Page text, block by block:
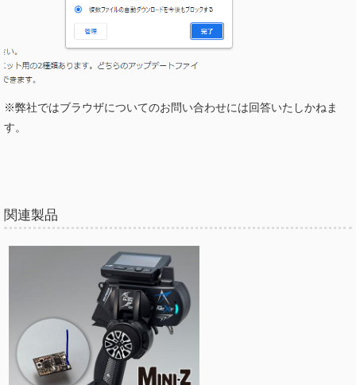
※弊社ではブラウザについてのお問い合わせには回答いたしかねま
す。
関連製品